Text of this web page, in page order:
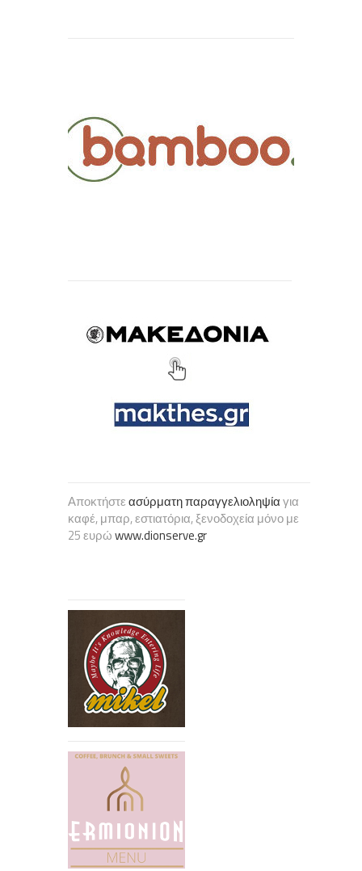
Αποκτήστεασύρματη παραγγελιοληψίαγια
καφέ, μπαρ, εστιατόρια, ξενοδοχεία μόνο με
25 ευρώwww.dionserve.gr